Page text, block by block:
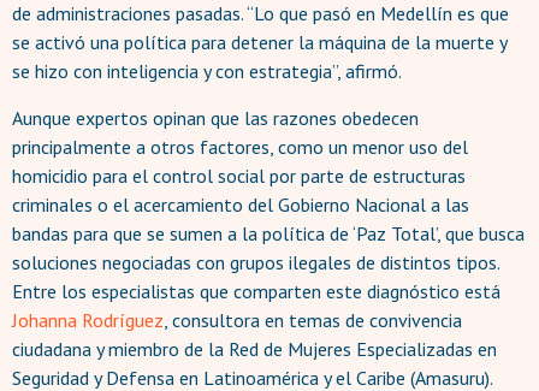
de administraciones pasadas. “Lo que pasó en Medellín es que
se activó una política para detener la máquina de la muerte y
se hizo con inteligencia y con estrategia”, afirmó.
Aunque expertos opinan que las razones obedecen
principalmente a otros factores, como un menor uso del
homicidio para el control social por parte de estructuras
criminales o el acercamiento del Gobierno Nacional a las
bandas para que se sumen a la política de ‘Paz Total’, que busca
soluciones negociadas con grupos ilegales de distintos tipos.
Entre los especialistas que comparten este diagnóstico está
Johanna Rodríguez , consultora en temas de convivencia
ciudadana y miembro de la Red de Mujeres Especializadas en
Seguridad y Defensa en Latinoamérica y el Caribe (Amasuru).